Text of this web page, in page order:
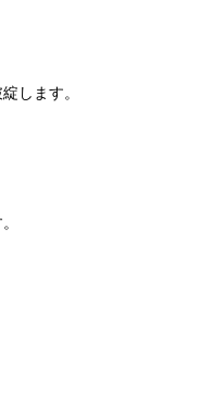
します。